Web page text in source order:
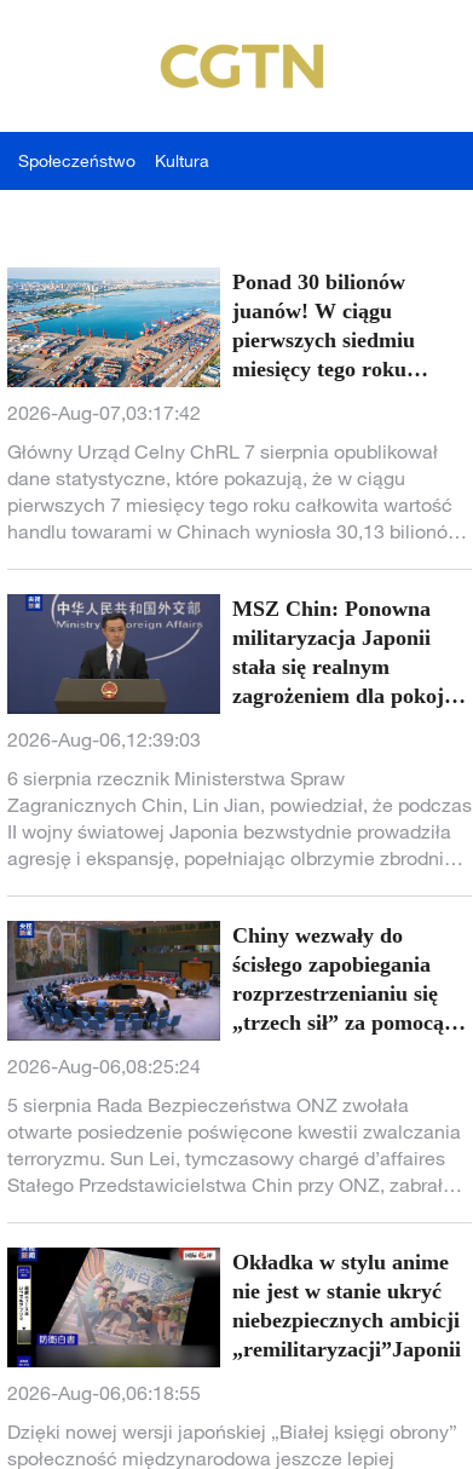
Społeczeństwo Kultura
Ponad 30 bilionów
juanów! W ciągu
pierwszych siedmiu
miesięcy tego roku
2026-Aug-07,03:17:42
Główny Urząd Celny ChRL 7 sierpnia opublikował
dane statystyczne, które pokazują, że w ciągu
pierwszych 7 miesięcy tego roku całkowita wartość
handlu towarami w Chinach wyniosła 30,13 bilionów
wzrostu. Z tego eksport wyniósł 17,44 bilionów
juanów, wzrastając o 14%, a import 12,69 bilionów
juanów, ze wzrostem o 22%.
MSZ Chin: Ponowna
militaryzacja Japonii
stała się realnym
zagrożeniem dla pokoju
2026-Aug-06,12:39:03
6 sierpnia rzecznik Ministerstwa Spraw
Zagranicznych Chin, Lin Jian, powiedział, że podczas
II wojny światowej Japonia bezwstydnie prowadziła
agresję i ekspansję, popełniając olbrzymie zbrodnie,
Chiny wezwały do
ścisłego zapobiegania
rozprzestrzenianiu się
„trzech sił” za pomocą
2026-Aug-06,08:25:24
5 sierpnia Rada Bezpieczeństwa ONZ zwołała
otwarte posiedzenie poświęcone kwestii zwalczania
terroryzmu. Sun Lei, tymczasowy chargé d’affaires
Stałego Przedstawicielstwa Chin przy ONZ, zabrał
tolerancji” wobec terroryzmu oraz do wzmocnienia
skutecznej kontroli nad nowymi technologiami, aby
zapobiec rozprzestrzenianiu się „trzech sił” za
pomocą nowych technologii.
Okładka w stylu anime
nie jest w stanie ukryć
niebezpiecznych ambicji
„remilitaryzacji”Japonii
2026-Aug-06,06:18:55
Dzięki nowej wersji japońskiej „Białej księgi obrony”
społeczność międzynarodowa jeszcze lepiej